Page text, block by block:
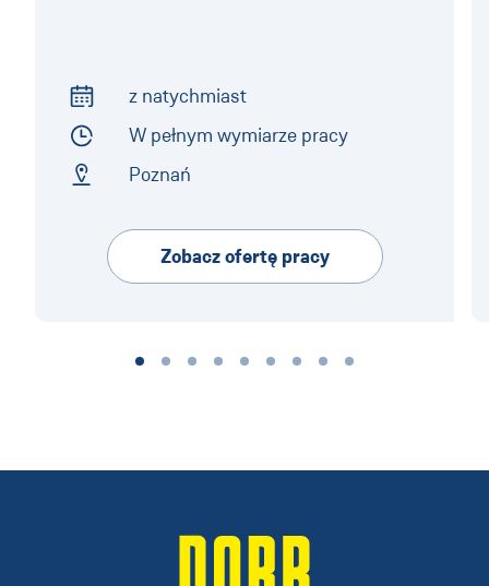
Start of Work
z natychmiast
Employment Type
W pełnym wymiarze pracy
Poznań
Zobacz ofertę pracy